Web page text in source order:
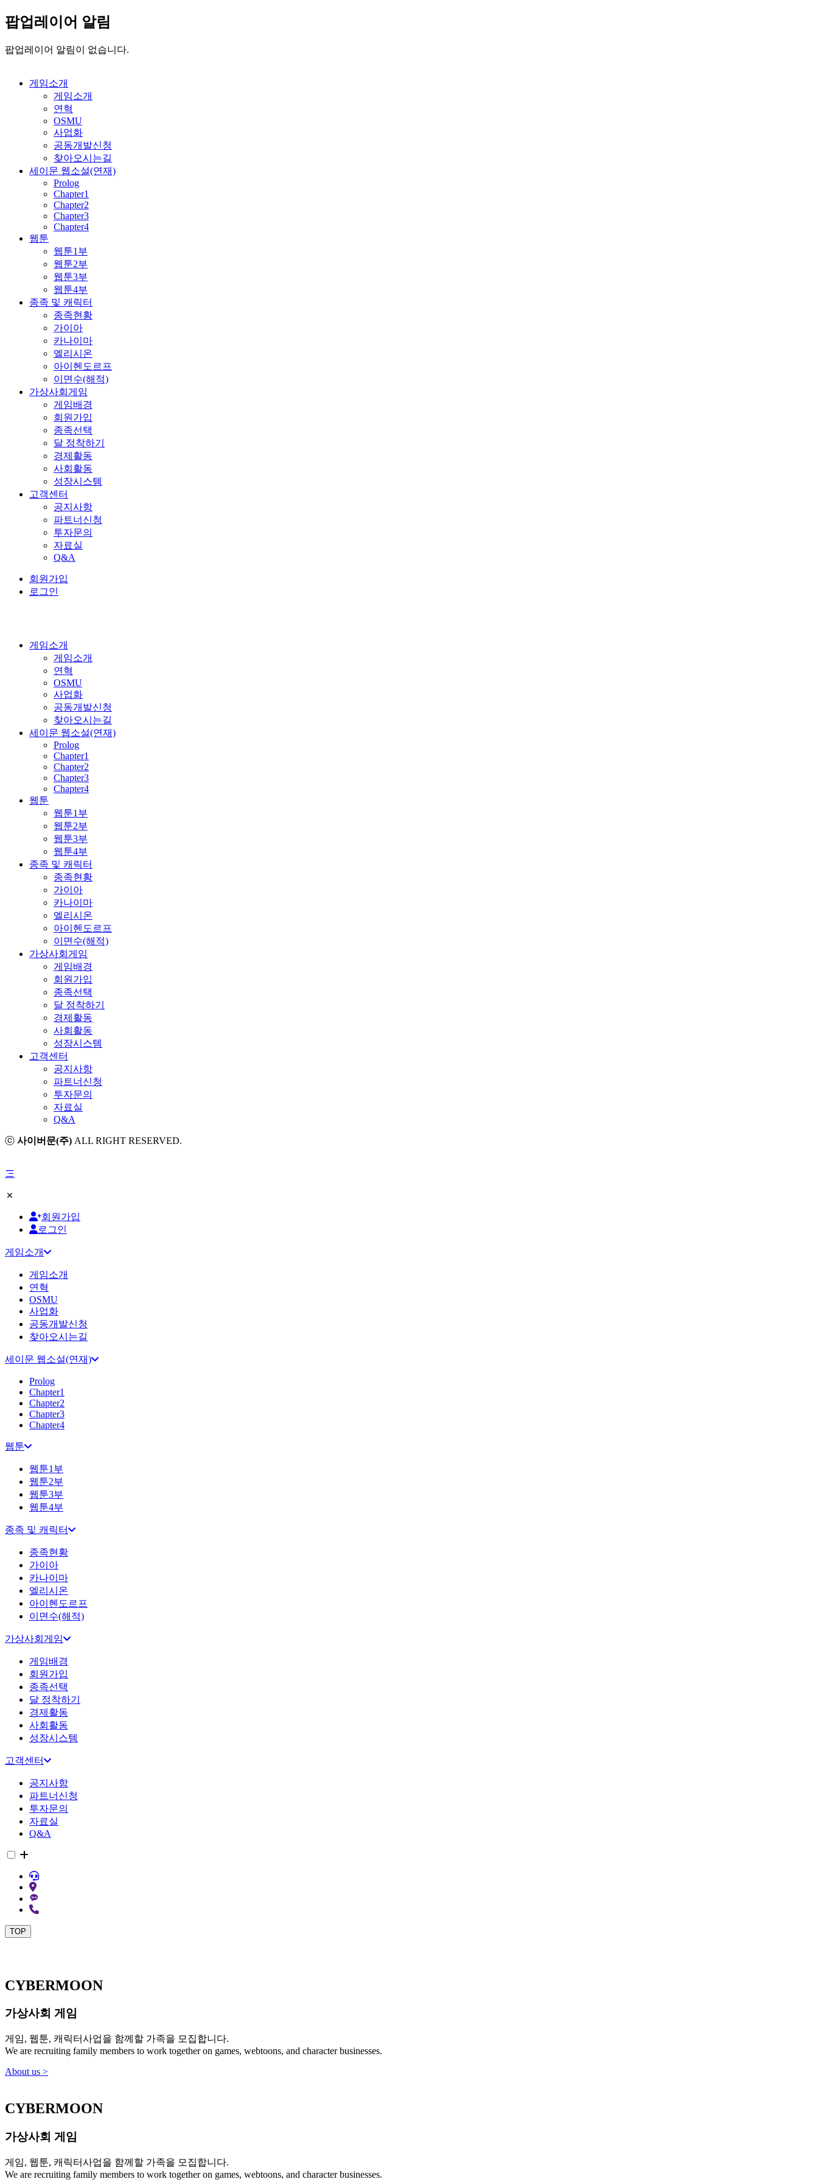
팝업레이어 알림
팝업레이어 알림이 없습니다.
게임소개
게임소개
연혁
OSMU
사업화
공동개발신청
찾아오시는길
세이문 웹소설(연재)
Prolog
Chapter1
Chapter2
Chapter3
Chapter4
웹툰
웹툰1부
웹툰2부
웹툰3부
웹툰4부
종족 및 캐릭터
종족현황
가이아
카나이마
엘리시온
아이헨도르프
이면수(해적)
가상사회게임
게임배경
회원가입
종족선택
달 정착하기
경제활동
사회활동
성장시스템
고객센터
공지사항
파트너신청
투자문의
자료실
Q&A
회원가입
로그인
게임소개
게임소개
연혁
OSMU
사업화
공동개발신청
찾아오시는길
세이문 웹소설(연재)
Prolog
Chapter1
Chapter2
Chapter3
Chapter4
웹툰
웹툰1부
웹툰2부
웹툰3부
웹툰4부
종족 및 캐릭터
종족현황
가이아
카나이마
엘리시온
아이헨도르프
이면수(해적)
가상사회게임
게임배경
회원가입
종족선택
달 정착하기
경제활동
사회활동
성장시스템
고객센터
공지사항
파트너신청
투자문의
자료실
Q&A
ⓒ 사이버문(주) ALL RIGHT RESERVED.
회원가입
로그인
게임소개
게임소개
연혁
OSMU
사업화
공동개발신청
찾아오시는길
세이문 웹소설(연재)
Prolog
Chapter1
Chapter2
Chapter3
Chapter4
웹툰
웹툰1부
웹툰2부
웹툰3부
웹툰4부
종족 및 캐릭터
종족현황
가이아
카나이마
엘리시온
아이헨도르프
이면수(해적)
가상사회게임
게임배경
회원가입
종족선택
달 정착하기
경제활동
사회활동
성장시스템
고객센터
공지사항
파트너신청
투자문의
자료실
Q&A
TOP
CYBERMOON
가상사회 게임
게임, 웹툰, 캐릭터사업을 함께할 가족을 모집합니다.
We are recruiting family members to work together on games, webtoons, and character businesses.
About us >
CYBERMOON
가상사회 게임
게임, 웹툰, 캐릭터사업을 함께할 가족을 모집합니다.
We are recruiting family members to work together on games, webtoons, and character businesses.